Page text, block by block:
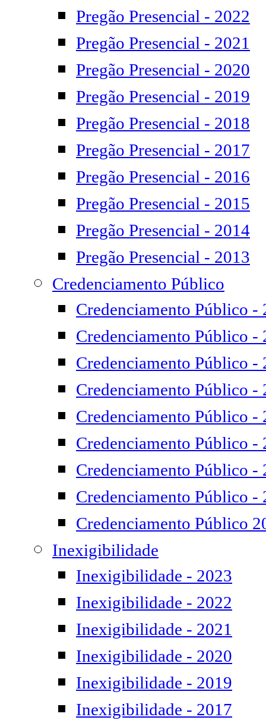
Pregão Presencial - 2022
Pregão Presencial - 2021
Pregão Presencial - 2020
Pregão Presencial - 2019
Pregão Presencial - 2018
Pregão Presencial - 2017
Pregão Presencial - 2016
Pregão Presencial - 2015
Pregão Presencial - 2014
Pregão Presencial - 2013
Credenciamento Público
Credenciamento Público -
Credenciamento Público -
Credenciamento Público -
Credenciamento Público -
Credenciamento Público -
Credenciamento Público -
Credenciamento Público -
Credenciamento Público -
Credenciamento Público
Inexigibilidade
Inexigibilidade - 2023
Inexigibilidade - 2022
Inexigibilidade - 2021
Inexigibilidade - 2020
Inexigibilidade - 2019
Inexigibilidade - 2017